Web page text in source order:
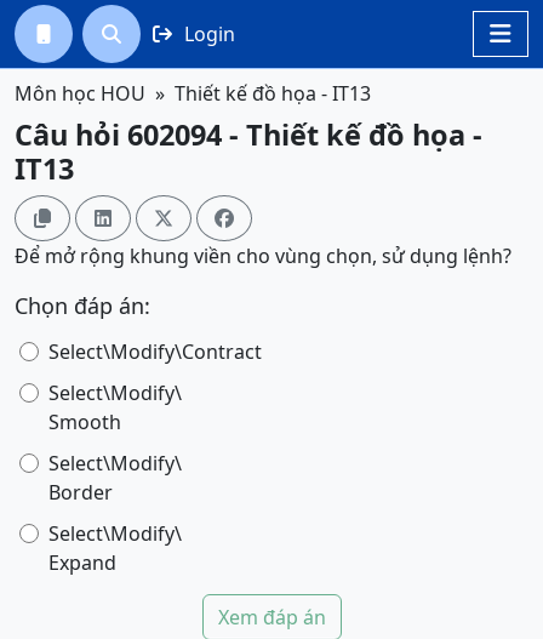

  Login
Môn học HOU Thiết kế đồ họa - IT13
Câu hỏi 602094 - Thiết kế đồ họa -
IT13
   
Để mở rộng khung viền cho vùng chọn, sử dụng lệnh?
Chọn đáp án:
Select\Modify\Contract
Select\Modify\
Smooth
Select\Modify\
Border
Select\Modify\
Expand
Xem đáp án